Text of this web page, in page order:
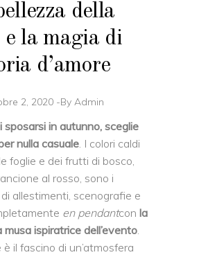
della
la magia di
d’amore
2, 2020 By Admin
sposarsi in autunno, sceglie
nulla casuale. I colori caldi
foglie e dei frutti di bosco,
al rosso, sono i
allestimenti, scenografie e
en pendantcon la
musa ispiratrice dell’evento.
è il fascino di un’atmosfera